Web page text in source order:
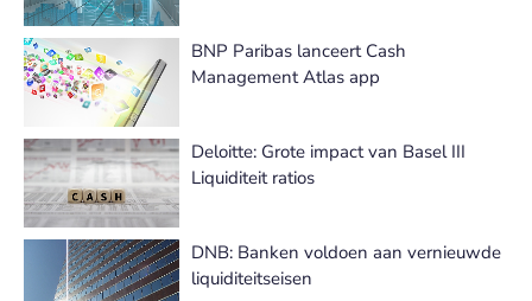
BNP Paribas lanceert Cash
Management Atlas app
Deloitte: Grote impact van Basel III
Liquiditeit ratios
DNB: Banken voldoen aan vernieuwde
liquiditeitseisen